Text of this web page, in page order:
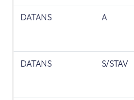
DATANS A
DATANS S/STAV